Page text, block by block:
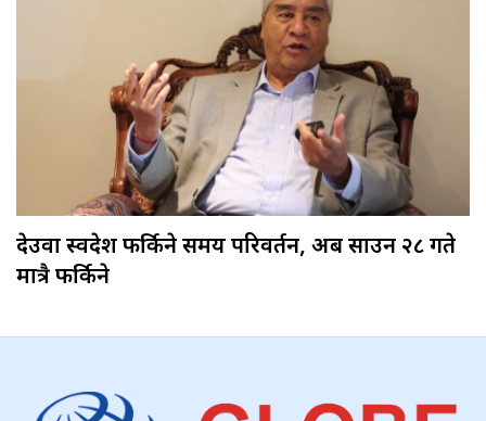
देउवा स्वदेश फर्किने समय परिवर्तन, अब साउन २८ गते
मात्रै फर्किने